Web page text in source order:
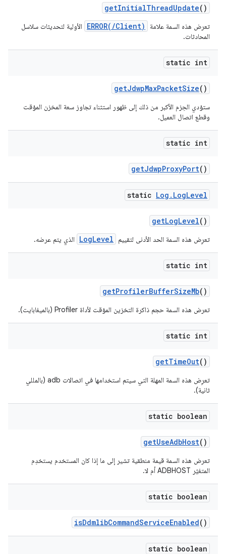
getInitialThreadUpdate()
تعرض هذه السمة علامة ERROR(/Client)
الأولية لتحديثات سلاسل
المحادثات.
static int
getJdwpMaxPacketSize()
ستؤدي الحِزم الأكبر من ذلك إلى ظهور استثناء تجاوز سعة المخزن المؤقت
وقطع اتصال العميل.
static int
getJdwpProxyPort()
static Log . LogLevel
getLogLevel()
تعرِض هذه السمة الحد الأدنى لتقييم LogLevel الذي يتم عرضه.
static int
getProfilerBufferSizeMb()
تعرض هذه السمة حجم ذاكرة التخزين المؤقت لأداة Profiler (بالميغابايت).
static int
getTimeOut()
تعرِض هذه السمة المهلة التي سيتم استخدامها في اتصالات adb (بالمللي
ثانية).
static boolean
getUseAdbHost()
تعرض هذه السمة قيمة منطقية تشير إلى ما إذا كان المستخدم يستخدِم
المتغيّر ADBHOST أم لا.
static boolean
isDdmlibCommandServiceEnabled()
static boolean